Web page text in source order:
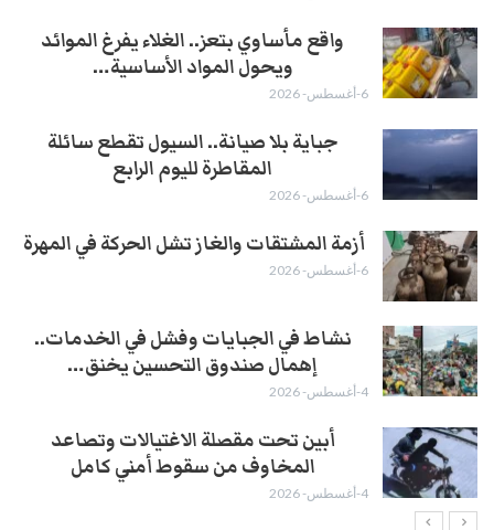
واقع مأساوي بتعز.. الغلاء يفرغ الموائد
ويحول المواد الأساسية…
6-أغسطس- 2026
جباية بلا صيانة.. السيول تقطع سائلة
المقاطرة لليوم الرابع
6-أغسطس- 2026
أزمة المشتقات والغاز تشل الحركة في المهرة ​
6-أغسطس- 2026
نشاط في الجبايات وفشل في الخدمات..
إهمال صندوق التحسين يخنق…
4-أغسطس- 2026
أبين تحت مقصلة الاغتيالات وتصاعد
المخاوف من سقوط أمني كامل
4-أغسطس- 2026